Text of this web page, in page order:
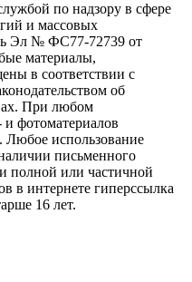
по надзору в сфере
и массовых
Эл № ФС77-72739 от
материалы,
в соответствии с
об
При любом
и фотоматериалов
Любое использование
письменного
полной или частичной
в интернете гиперссылка
16 лет.